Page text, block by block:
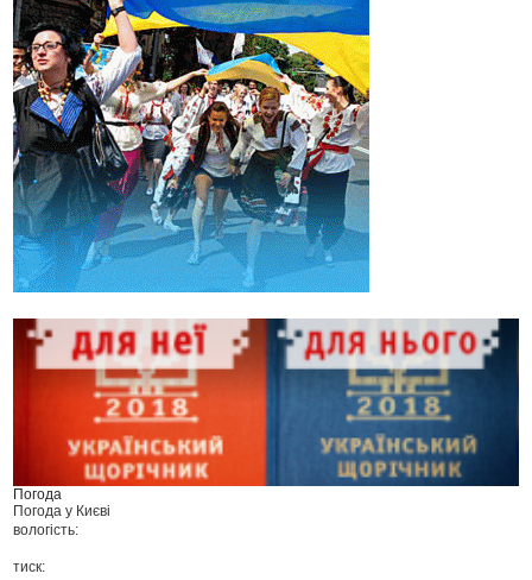
Погода
Погода у Києві
вологість:
тиск: